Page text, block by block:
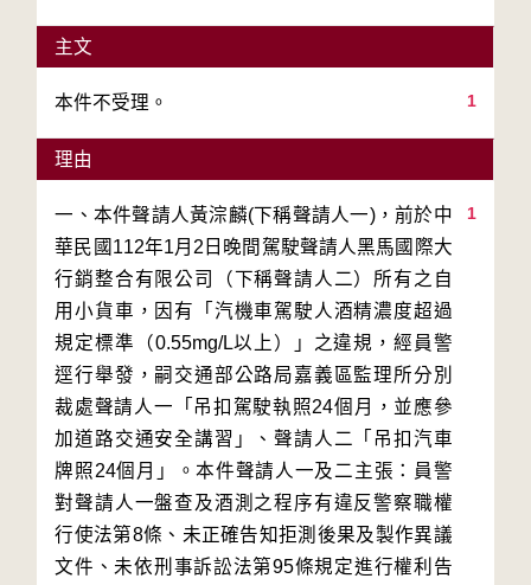
主文
1
本件不受理。
理由
1
一、本件聲請人黃淙麟(下稱聲請人一)，前於中
華民國112年1月2日晚間駕駛聲請人黑馬國際大
行銷整合有限公司（下稱聲請人二）所有之自
用小貨車，因有「汽機車駕駛人酒精濃度超過
規定標準（0.55mg/L以上）」之違規，經員警
逕行舉發，嗣交通部公路局嘉義區監理所分別
裁處聲請人一「吊扣駕駛執照24個月，並應參
加道路交通安全講習」、聲請人二「吊扣汽車
牌照24個月」。本件聲請人一及二主張：員警
對聲請人一盤查及酒測之程序有違反警察職權
行使法第8條、未正確告知拒測後果及製作異議
文件、未依刑事訴訟法第95條規定進行權利告